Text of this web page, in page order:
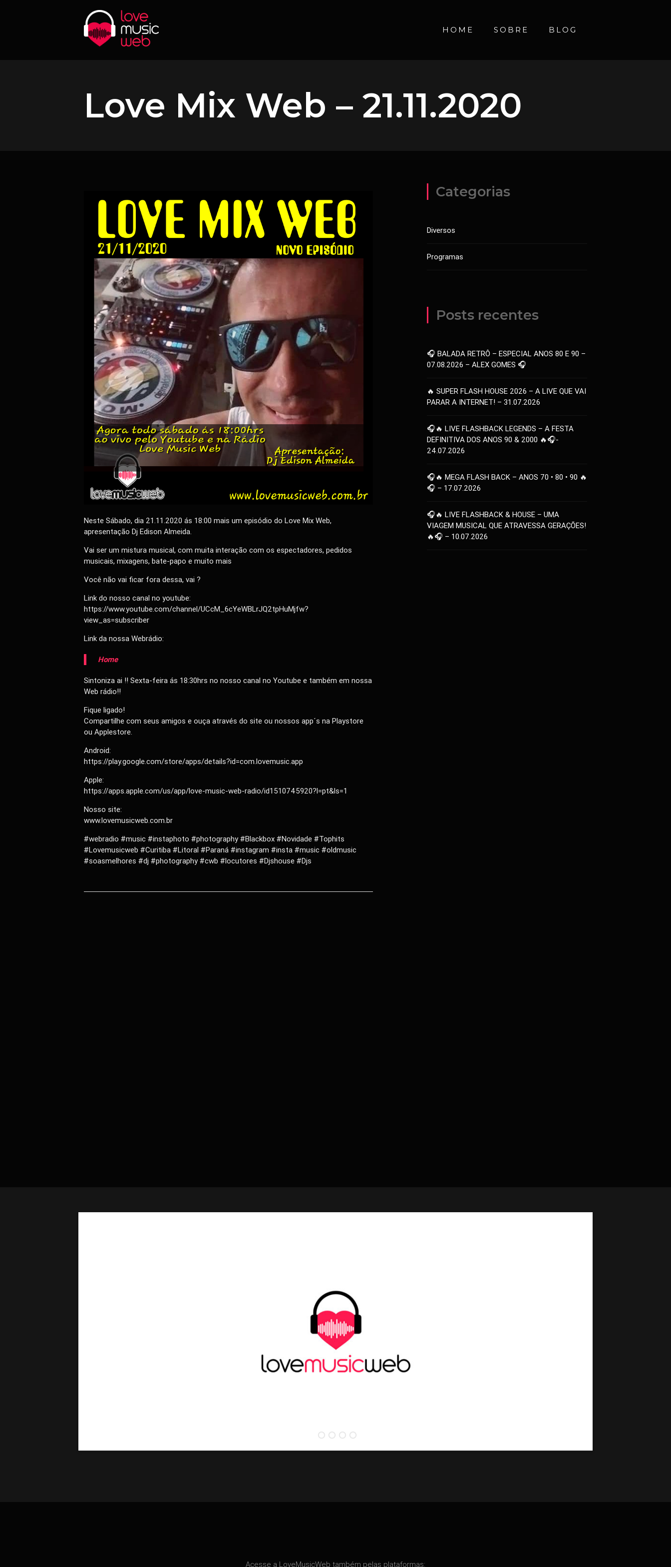
HOME SOBRE BLOG
Love Mix Web – 21.11.2020
Neste Sábado, dia 21.11.2020 ás 18:00 mais um episódio do Love Mix Web,
apresentação Dj Edison Almeida.
Vai ser um mistura musical, com muita interação com os espectadores, pedidos
musicais, mixagens, bate-papo e muito mais
Você não vai ficar fora dessa, vai ?
Link do nosso canal no youtube:
https://www.youtube.com/channel/UCcM_6cYeWBLrJQ2tpHuMjfw?
view_as=subscriber
Link da nossa Webrádio:
Home
Sintoniza ai !! Sexta-feira ás 18:30hrs no nosso canal no Youtube e também em nossa
Web rádio!!
Fique ligado!
Compartilhe com seus amigos e ouça através do site ou nossos app´s na Playstore
ou Applestore.
Android:
https://play.google.com/store/apps/details?id=com.lovemusic.app
Apple:
https://apps.apple.com/us/app/love-music-web-radio/id1510745920?l=pt&ls=1
Nosso site:
www.lovemusicweb.com.br
#webradio #music #instaphoto #photography #Blackbox #Novidade #Tophits
#Lovemusicweb #Curitiba #Litoral #Paraná #instagram #insta #music #oldmusic
#soasmelhores #dj #photography #cwb #locutores #Djshouse #Djs
Categorias
Diversos
Programas
Posts recentes
🎧 BALADA RETRÔ – ESPECIAL ANOS 80 E 90 –
07.08.2026 – ALEX GOMES 🎧
🔥 SUPER FLASH HOUSE 2026 – A LIVE QUE VAI
PARAR A INTERNET! – 31.07.2026
🎧🔥 LIVE FLASHBACK LEGENDS – A FESTA
DEFINITIVA DOS ANOS 90 & 2000 🔥🎧-
24.07.2026
🎧🔥 MEGA FLASH BACK – ANOS 70 • 80 • 90 🔥
🎧 – 17.07.2026
🎧🔥 LIVE FLASHBACK & HOUSE – UMA
VIAGEM MUSICAL QUE ATRAVESSA GERAÇÕES!
🔥🎧 – 10.07.2026
Acesse a LoveMusicWeb também pelas plataformas: